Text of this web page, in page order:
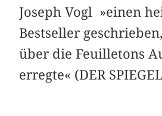
Joseph Vogl »einen
Bestseller
über die Feuilletons
erregte« (DER